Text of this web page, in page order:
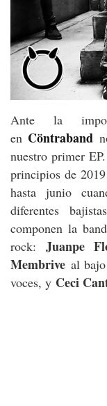
Ante la
en Cöntraband
nuestro primer EP.
principios de
hasta junio
diferentes
componen la
rock:Juanpe
Membrive al
voces, y Ceci